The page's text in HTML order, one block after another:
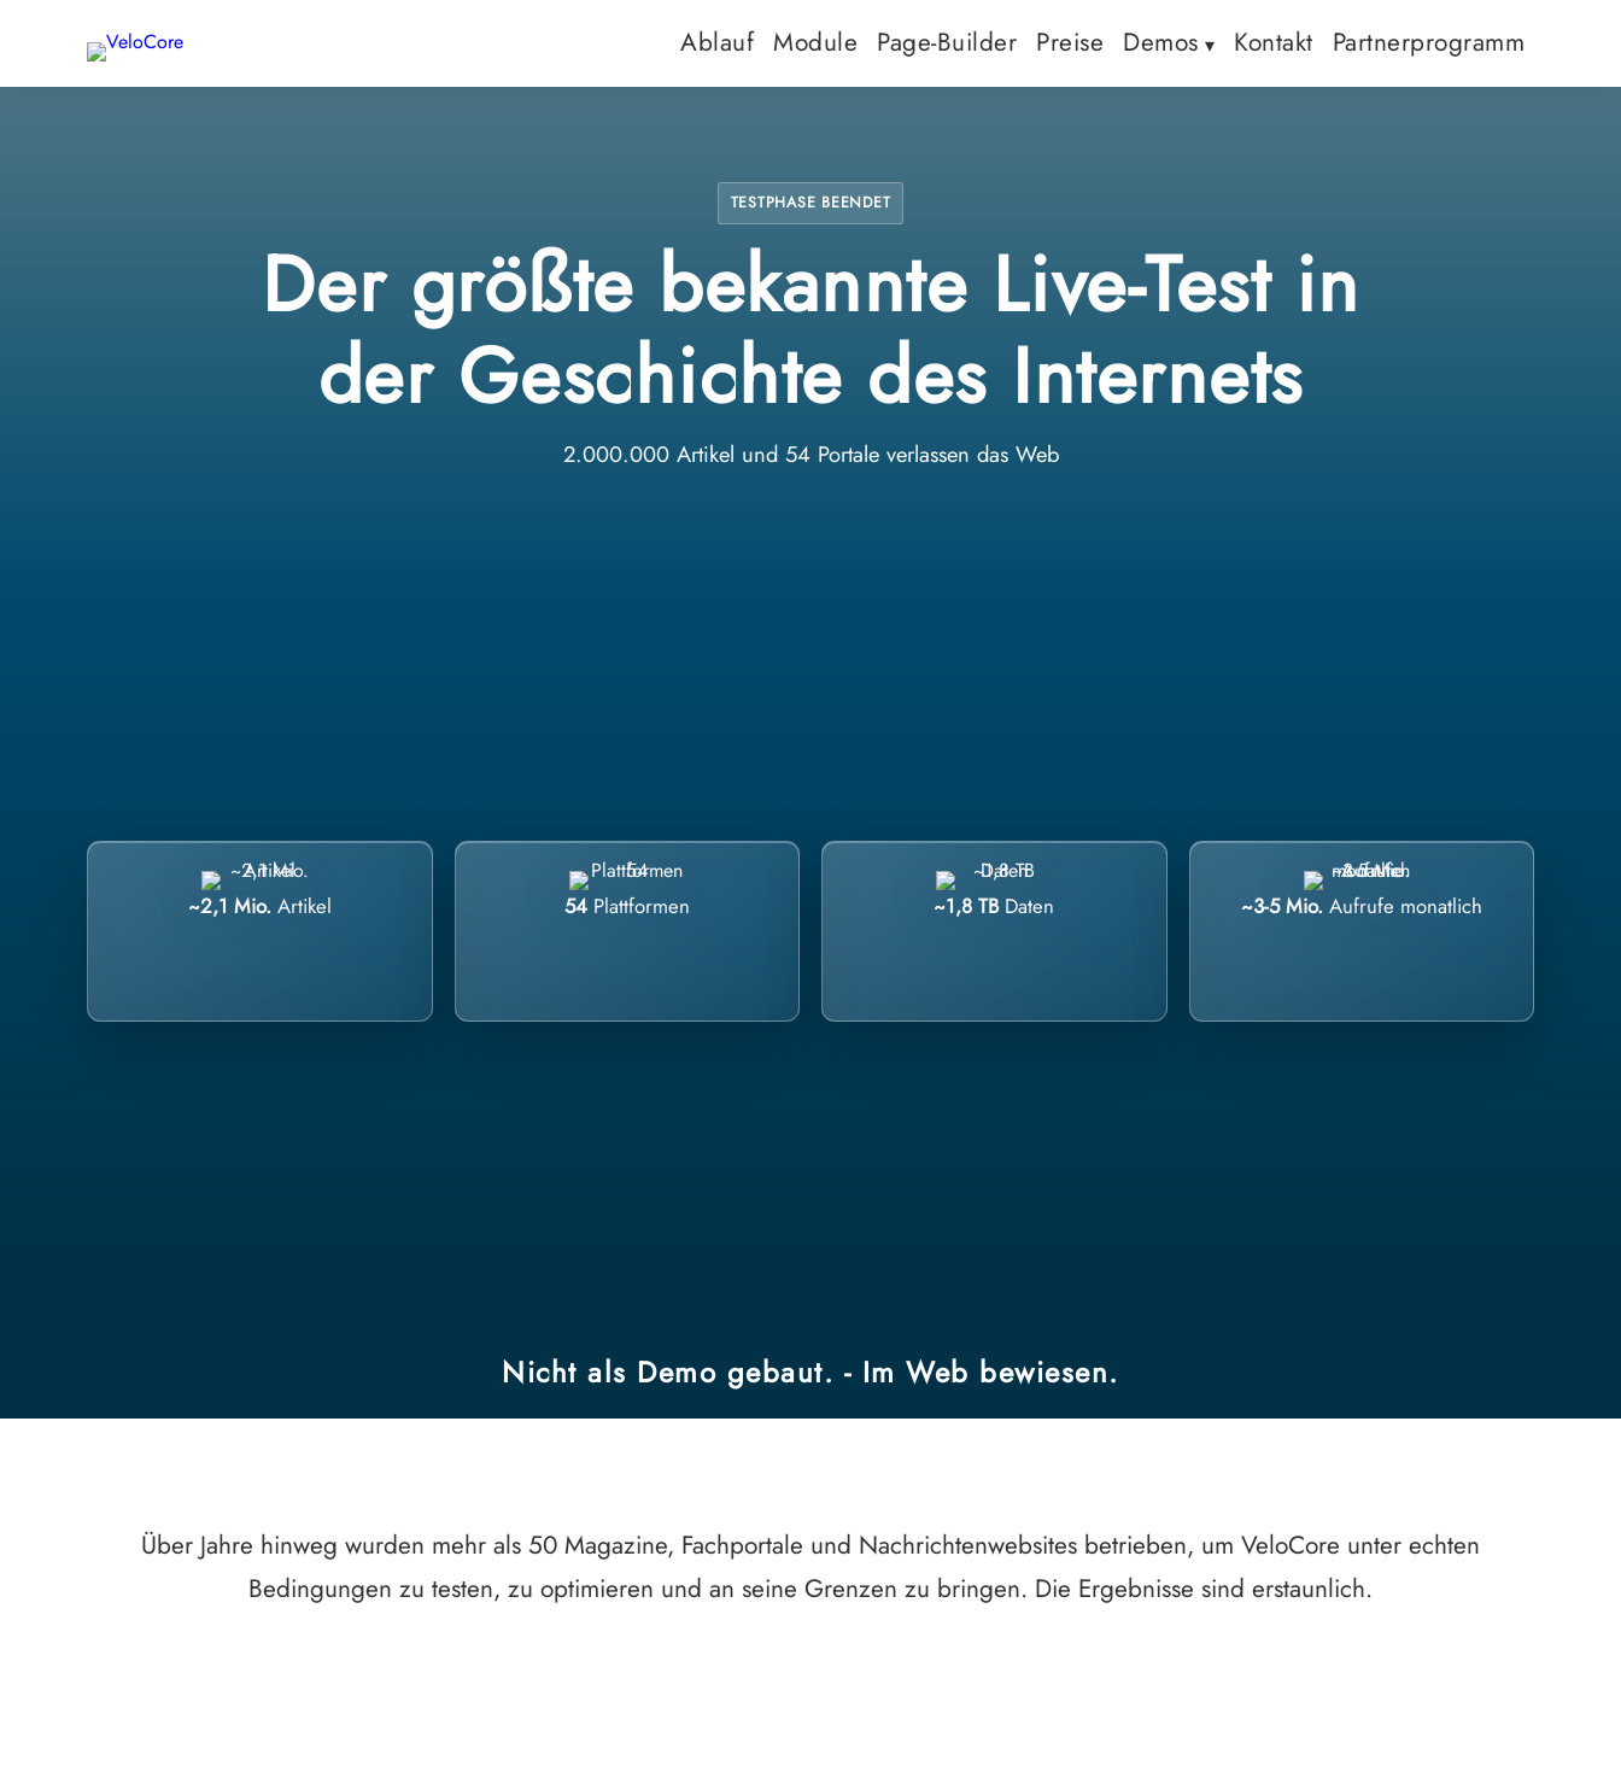
Ablauf Module Page-Builder Preise Demos Kontakt Partnerprogramm
TESTPHASE BEENDET
Der größte bekannte Live-Test in
der Geschichte des Internets
2.000.000 Artikel und 54 Portale verlassen das Web
~2,1 Mio. Artikel 54 Plattformen ~1,8 TB Daten ~3-5 Mio. Aufrufe monatlich
Nicht als Demo gebaut. - Im Web bewiesen.
Über Jahre hinweg wurden mehr als 50 Magazine, Fachportale und Nachrichtenwebsites betrieben, um VeloCore unter echten
Bedingungen zu testen, zu optimieren und an seine Grenzen zu bringen. Die Ergebnisse sind erstaunlich.